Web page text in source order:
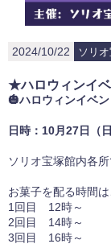
2024/10/22 ソリ
★ハロウィンイ
🎃ハロウィンイベ
日時：10月27日（日
ソリオ宝塚館内各
お菓子を配る時間は
1回目 12時～
2回目 14時～
3回目 16時～